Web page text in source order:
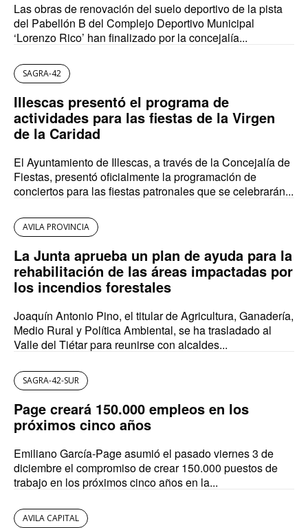
Las obras de renovación del suelo deportivo de la pista
del Pabellón B del Complejo Deportivo Municipal
‘Lorenzo Rico’ han finalizado por la concejalía...
SAGRA-42
Illescas presentó el programa de
actividades para las fiestas de la Virgen
de la Caridad
El Ayuntamiento de Illescas, a través de la Concejalía de
Fiestas, presentó oficialmente la programación de
conciertos para las fiestas patronales que se celebrarán...
AVILA PROVINCIA
La Junta aprueba un plan de ayuda para la
rehabilitación de las áreas impactadas por
los incendios forestales
Joaquín Antonio Pino, el titular de Agricultura, Ganadería,
Medio Rural y Política Ambiental, se ha trasladado al
Valle del Tiétar para reunirse con alcaldes...
SAGRA-42-SUR
Page creará 150.000 empleos en los
próximos cinco años
Emiliano García-Page asumió el pasado viernes 3 de
diciembre el compromiso de crear 150.000 puestos de
trabajo en los próximos cinco años en la...
AVILA CAPITAL